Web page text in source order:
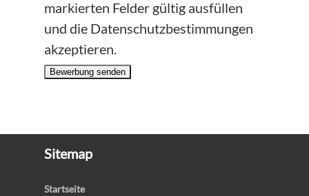
markierten Felder gültig ausfüllen
und die Datenschutzbestimmungen
akzeptieren.
Bewerbung senden
Sitemap
Startseite